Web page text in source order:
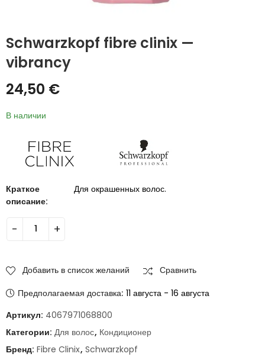
Schwarzkopf fibre clinix —
vibrancy
24,50 €
В наличии
Краткое
описание:
Для окрашенных волос.
Добавить в список желаний
Сравнить
Предполагаемая доставка: 11 августа - 16 августа
Артикул: 4067971068800
Категории: Для волос, Кондиционер
Бренд: Fibre Clinix, Schwarzkopf